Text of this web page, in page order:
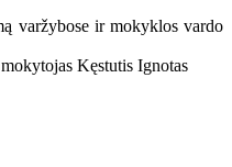
varžybose ir mokyklos vardo
Kęstutis Ignotas